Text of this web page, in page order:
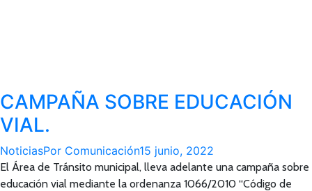
CAMPAÑA SOBRE EDUCACIÓN
VIAL.
NoticiasPor Comunicación15 junio, 2022
El Área de Tránsito municipal, lleva adelante una campaña sobre
educación vial mediante la ordenanza 1066/2010 “Código de